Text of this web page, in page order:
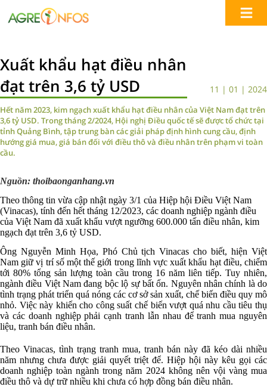
Xuất khẩu hạt điều nhân
đạt trên 3,6 tỷ USD
11 | 01 | 2024
Hết năm 2023, kim ngạch xuất khẩu hạt điều nhân của Việt Nam đạt trên
3,6 tỷ USD. Trong tháng 2/2024, Hội nghị Điều quốc tế sẽ được tổ chức tại
tỉnh Quảng Bình, tập trung bàn các giải pháp định hình cung cầu, định
hướng giá mua, giá bán đối với điều thô và điều nhân trên phạm vi toàn
cầu.
Nguồn: thoibaonganhang.vn
Theo thông tin vừa cập nhật ngày 3/1 của Hiệp hội Điều Việt Nam
(Vinacas), tính đến hết tháng 12/2023, các doanh nghiệp ngành điều
của Việt Nam đã xuất khẩu vượt ngưỡng 600.000 tấn điều nhân, kim
ngạch đạt trên 3,6 tỷ USD.
Ông Nguyễn Minh Họa, Phó Chủ tịch Vinacas cho biết, hiện Việt
Nam giữ vị trí số một thế giới trong lĩnh vực xuất khẩu hạt điều, chiếm
tới 80% tổng sản lượng toàn cầu trong 16 năm liên tiếp. Tuy nhiên,
ngành điều Việt Nam đang bộc lộ sự bất ổn. Nguyên nhân chính là do
tình trạng phát triển quá nóng các cơ sở sản xuất, chế biến điều quy mô
nhỏ. Việc này khiến cho công suất chế biến vượt quá nhu cầu tiêu thụ
và các doanh nghiệp phải cạnh tranh lẫn nhau để tranh mua nguyên
liệu, tranh bán điều nhân.
Theo Vinacas, tình trạng tranh mua, tranh bán này đã kéo dài nhiều
năm nhưng chưa được giải quyết triệt để. Hiệp hội này kêu gọi các
doanh nghiệp toàn ngành trong năm 2024 không nên vội vàng mua
điều thô và dự trữ nhiều khi chưa có hợp đồng bán điều nhân.